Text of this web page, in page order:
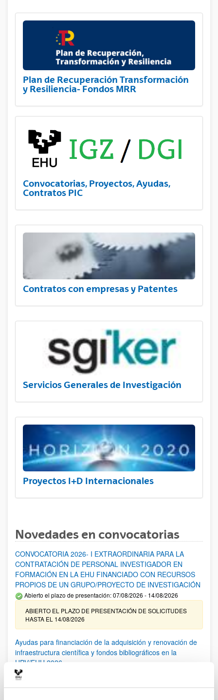
Plan de Recuperación Transformación
y Resiliencia- Fondos MRR
Convocatorias, Proyectos, Ayudas,
Contratos PIC
Contratos con empresas y Patentes
Servicios Generales de Investigación
Proyectos I+D Internacionales
Novedades en convocatorias
CONVOCATORIA 2026- I EXTRAORDINARIA PARA LA
CONTRATACIÓN DE PERSONAL INVESTIGADOR EN
FORMACIÓN EN LA EHU FINANCIADO CON RECURSOS
PROPIOS DE UN GRUPO/PROYECTO DE INVESTIGACIÓN
Abierto el plazo de presentación: 07/08/2026 - 14/08/2026
ABIERTO EL PLAZO DE PRESENTACIÓN DE SOLICITUDES
HASTA EL 14/08/2026
Ayudas para financiación de la adquisición y renovación de
infraestructura científica y fondos bibliográficos en la
UPV/EHU 2026
25/03/2026: Corrección de errores del listado provisional de